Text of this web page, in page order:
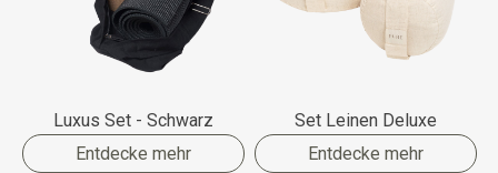
Luxus Set - Schwarz
Entdecke mehr
Set Leinen Deluxe
Entdecke mehr